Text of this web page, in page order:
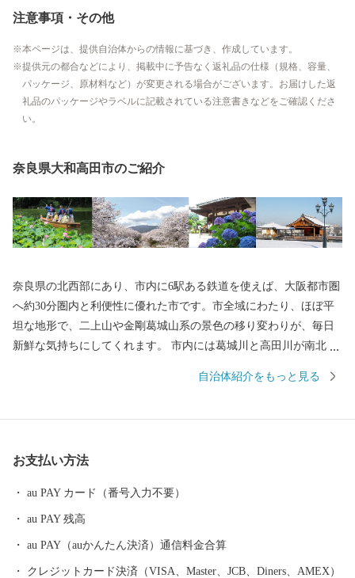
注意事項・その他
本ページは、提供自治体からの情報に基づき、作成しています。
提供元の都合などにより、掲載中に予告なく返礼品の仕様（規格、容量、
パッケージ、原材料など）が変更される場合がございます。お届けした返
礼品のパッケージやラベルに記載されている注意書きなどをご確認くださ
い。
奈良県大和高田市のご紹介
奈良県の北西部にあり、市内に6駅ある鉄道を使えば、大阪都市圏
へ約30分圏内と利便性に優れた市です。市全域にわたり、ほぼ平
坦な地形で、二上山や金剛葛城山系の景色の移り変わりが、毎日
新鮮な気持ちにしてくれます。 市内には葛城川と高田川が南北に
にわたり、見事な桜のトンネルが続きます。夜になってもライト
橋駅から「急行」で約30分 ・JR大和路線天王寺駅から「区間快
約10分 ・奈良市から「国道24号」で約50分 ■寄付お申し込み後の
お問い合わせ ふるさと納税サポートセンター TEL：0570-015-482
E-mail: ask-fc@furusato-support.jp （平日10時～17時）祝祭日・特定
自治体紹介をもっと見る
お支払い方法
au PAY カード（番号入力不要）
au PAY 残高
au PAY（auかんたん決済）通信料金合算
クレジットカード決済（VISA、Master、JCB、Diners、AMEX）